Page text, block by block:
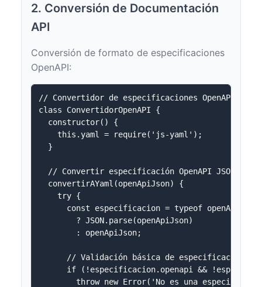
2. Conversión de Documentación
API
Conversión de formato de especificaciones
OpenAPI:
// Convertidor de especificaciones OpenAPI
class ConvertidorOpenAPI {
  constructor() {
    this.yaml = require('js-yaml');
  }
// Convertir especificación OpenAPI JSON a
  convertirAYaml(openApiJson) {
    try {
const especificacion = typeof
        ? JSON.parse(openApiJson)
        : openApiJson;
// Validación básica de especificación
if (!especificacion.openapi &&
throw new Error('No es una